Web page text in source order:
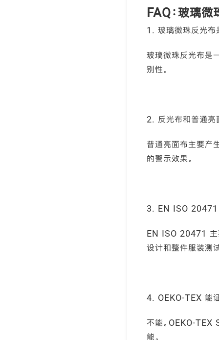
FAQ：玻璃
1. 玻璃微珠反光布
玻璃微珠反光布是
别性。
2. 反光布和普通亮
普通亮面布主要产
的警示效果。
3. EN ISO 20471
EN ISO 20471 主
设计和整件服装测
4. OEKO-TEX 能
不能。OEKO-TEX
能。